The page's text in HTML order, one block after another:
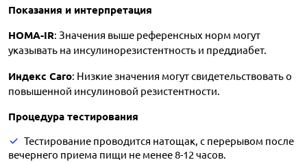
Показания и интерпретация
HOMA-IR: Значения выше референсных норм могут
указывать на инсулинорезистентность и преддиабет.
Индекс Caro: Низкие значения могут свидетельствовать о
повышенной инсулиновой резистентности.
Процедура тестирования
Тестирование проводится натощак, с перерывом после
вечернего приема пищи не менее 8-12 часов.